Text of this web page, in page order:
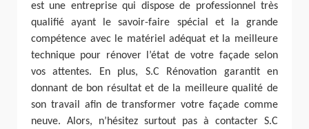
est une entreprise qui dispose de professionnel très
qualifié ayant le savoir-faire spécial et la grande
compétence avec le matériel adéquat et la meilleure
technique pour rénover l’état de votre façade selon
vos attentes. En plus, S.C Rénovation garantit en
donnant de bon résultat et de la meilleure qualité de
son travail afin de transformer votre façade comme
neuve. Alors, n’hésitez surtout pas à contacter S.C